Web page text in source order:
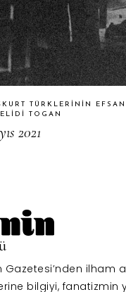
TÜRKLERININ
TOGAN
2021
ilham
bilgiyi, fanatizmin